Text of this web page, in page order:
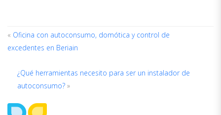
« Oficina con autoconsumo, domótica y control de
excedentes en Beriain
¿Qué herramientas necesito para ser un instalador de
autoconsumo? »